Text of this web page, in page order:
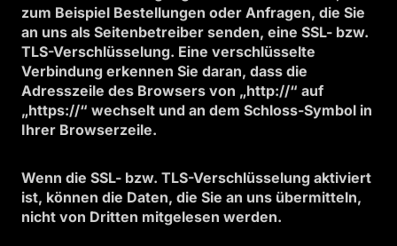
zum Beispiel Bestellungen oder Anfragen, die Sie
an uns als Seitenbetreiber senden, eine SSL- bzw.
TLS-Verschlüsselung. Eine verschlüsselte
Verbindung erkennen Sie daran, dass die
Adresszeile des Browsers von „http://“ auf
„https://“ wechselt und an dem Schloss-Symbol in
Ihrer Browserzeile.
Wenn die SSL- bzw. TLS-Verschlüsselung aktiviert
ist, können die Daten, die Sie an uns übermitteln,
nicht von Dritten mitgelesen werden.